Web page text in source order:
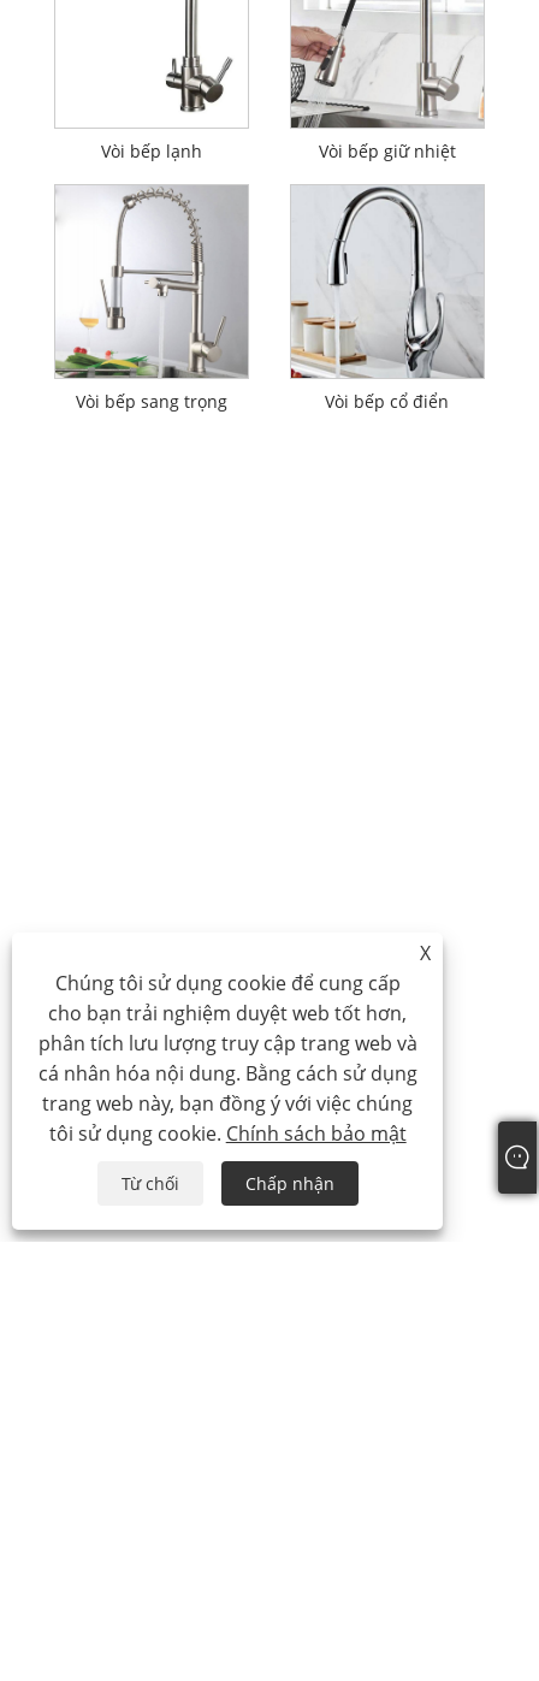
Vòi bếp lạnh Vòi bếp giữ nhiệt
Vòi bếp sang trọng Vòi bếp cổ điển
X
Chúng tôi sử dụng cookie để cung cấp
cho bạn trải nghiệm duyệt web tốt hơn,
phân tích lưu lượng truy cập trang web và
cá nhân hóa nội dung. Bằng cách sử dụng
trang web này, bạn đồng ý với việc chúng
tôi sử dụng cookie. Chính sách bảo mật
Từ chối Chấp nhận